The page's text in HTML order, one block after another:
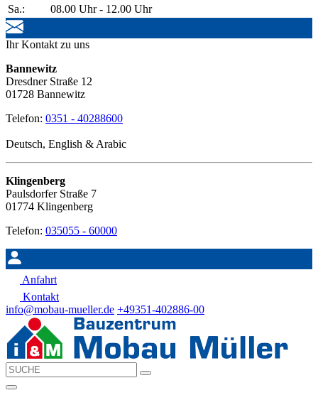
Sa.:
08.00 Uhr - 12.00 Uhr
Ihr Kontakt zu uns
Bannewitz
Dresdner Straße 12
01728 Bannewitz
Telefon: 0351 - 40288600
Deutsch, English & Arabic
Klingenberg
Paulsdorfer Straße 7
01774 Klingenberg
Telefon: 035055 - 60000
Anfahrt
Kontakt
info@mobau-mueller.de +49351-402886-00